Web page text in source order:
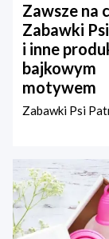
Zawsze na
Zabawki
i inne
bajkowym
motywem
Zabawki Psi